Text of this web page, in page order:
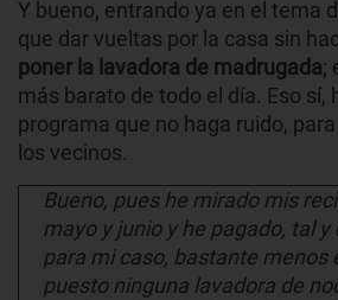
Y bueno, entrando ya en el tema
que dar vueltas por la casa sin
poner la lavadora de madrugada;
más barato de todo el día. Eso sí,
programa que no haga ruido,
los vecinos.
Bueno, pues he mirado mis
mayo y junio y he pagado, tal
para mi caso, bastante menos
puesto ninguna lavadora de